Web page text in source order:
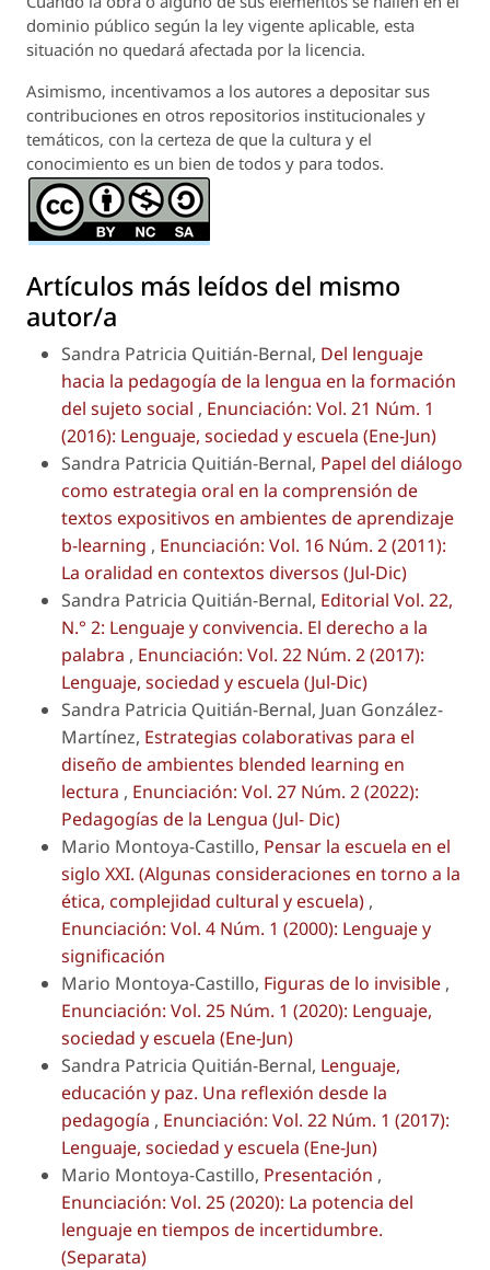
dominio público según la ley vigente aplicable, esta
situación no quedará afectada por la licencia.
Asimismo, incentivamos a los autores a depositar sus
contribuciones en otros repositorios institucionales y
temáticos, con la certeza de que la cultura y el
conocimiento es un bien de todos y para todos.
Artículos más leídos del mismo
autor/a
Sandra Patricia Quitián-Bernal, Del lenguaje
hacia la pedagogía de la lengua en la formación
del sujeto social , Enunciación: Vol. 21 Núm. 1
(2016): Lenguaje, sociedad y escuela (Ene-Jun)
Sandra Patricia Quitián-Bernal, Papel del diálogo
como estrategia oral en la comprensión de
textos expositivos en ambientes de aprendizaje
b-learning , Enunciación: Vol. 16 Núm. 2 (2011):
La oralidad en contextos diversos (Jul-Dic)
Sandra Patricia Quitián-Bernal, Editorial Vol. 22,
N.° 2: Lenguaje y convivencia. El derecho a la
palabra , Enunciación: Vol. 22 Núm. 2 (2017):
Lenguaje, sociedad y escuela (Jul-Dic)
Sandra Patricia Quitián-Bernal, Juan González-
Martínez, Estrategias colaborativas para el
diseño de ambientes blended learning en
lectura , Enunciación: Vol. 27 Núm. 2 (2022):
Pedagogías de la Lengua (Jul- Dic)
Mario Montoya-Castillo, Pensar la escuela en el
siglo XXI. (Algunas consideraciones en torno a la
ética, complejidad cultural y escuela) ,
Enunciación: Vol. 4 Núm. 1 (2000): Lenguaje y
significación
Mario Montoya-Castillo, Figuras de lo invisible ,
Enunciación: Vol. 25 Núm. 1 (2020): Lenguaje,
sociedad y escuela (Ene-Jun)
Sandra Patricia Quitián-Bernal, Lenguaje,
educación y paz. Una reflexión desde la
pedagogía , Enunciación: Vol. 22 Núm. 1 (2017):
Lenguaje, sociedad y escuela (Ene-Jun)
Mario Montoya-Castillo, Presentación ,
Enunciación: Vol. 25 (2020): La potencia del
lenguaje en tiempos de incertidumbre.
(Separata)